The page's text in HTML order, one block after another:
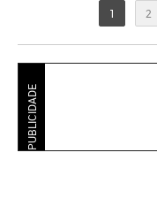
1 2
PUBLICIDADE